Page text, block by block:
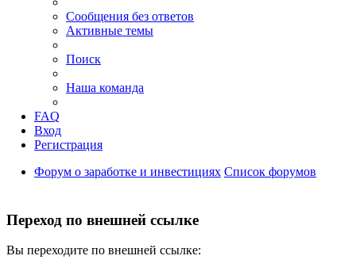
Сообщения без ответов
Активные темы
Поиск
Наша команда
FAQ
Вход
Регистрация
Форум о заработке и инвестициях Список форумов
Переход по внешней ссылке
Вы переходите по внешней ссылке: